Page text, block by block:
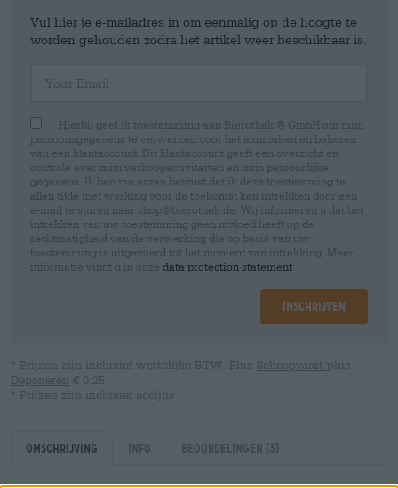
Vul hier je e-mailadres in om eenmalig op de hoogte te
worden gehouden zodra het artikel weer beschikbaar is.
Hierbij geef ik toestemming aan Bierothek ® GmbH om mijn
persoonsgegevens te verwerken voor het aanmaken en beheren
van een klantaccount. Dit klantaccount geeft een overzicht en
controle over mijn verkoopactiviteiten en mijn persoonlijke
gegevens. Ik ben me ervan bewust dat ik deze toestemming te
allen tijde met werking voor de toekomst kan intrekken door een
e-mail te sturen naar shop@bierothek.de. Wij informeren u dat het
intrekken van uw toestemming geen invloed heeft op de
rechtmatigheid van de verwerking die op basis van uw
toestemming is uitgevoerd tot het moment van intrekking. Meer
informatie vindt u in onze data protection statement
Inschrijven
* Prijzen zijn inclusief wettelijke BTW. Plus Scheepvaart plus
Deponeren € 0,25
* Prijzen zijn inclusief accijns
Omschrijving Info Beoordelingen (3)